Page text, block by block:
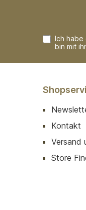
Ich habe
bin mit
Kontakt
Versand
Store